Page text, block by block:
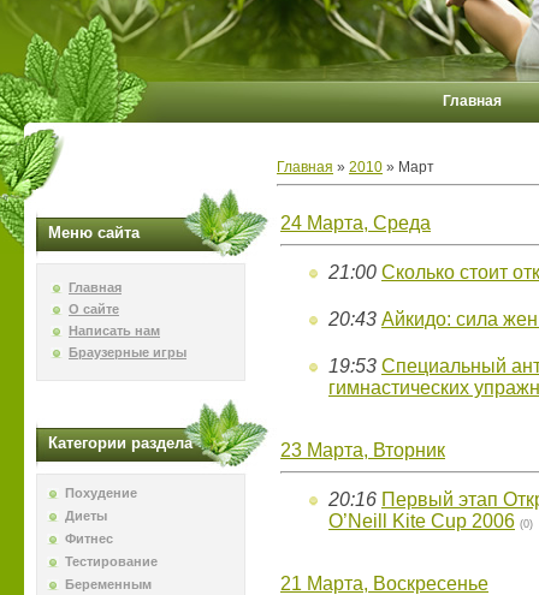
Главная
Меню сайта
Главная
О сайте
Написать нам
Браузерные игры
Категории раздела
Похудение
Диеты
Фитнес
Тестирование
Беременным
Главная » 2010 » Март
24 Марта, Среда
21:00 Сколько стоит
20:43 Айкидо: сила
19:53 Специальный
гимнастических
23 Марта, Вторник
20:16 Первый этап
O’Neill Kite Cup 2006 (0)
21 Марта, Воскресенье